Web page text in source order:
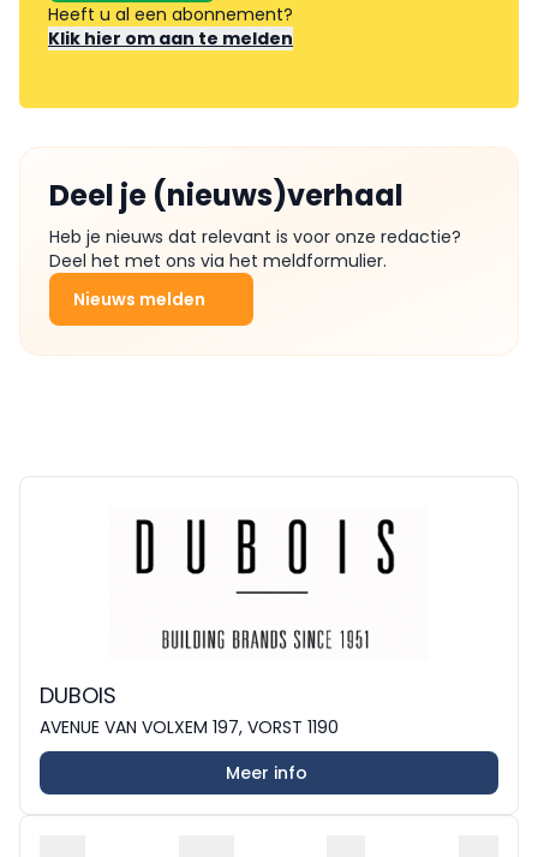
Heeft u al een abonnement?
Klik hier om aan te melden
Deel je (nieuws)verhaal
Heb je nieuws dat relevant is voor onze redactie?
Deel het met ons via het meldformulier.
Nieuws melden
DUBOIS
AVENUE VAN VOLXEM 197, VORST 1190
Meer info